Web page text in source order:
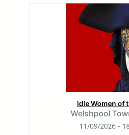
Idle Women of
Welshpool
11/09/2026 -